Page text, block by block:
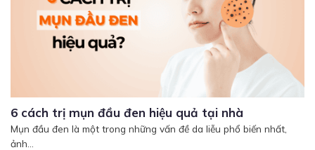
6 cách trị mụn đầu đen hiệu quả tại nhà
Mụn đầu đen là một trong những vấn đề da liễu phổ biến nhất,
ảnh...